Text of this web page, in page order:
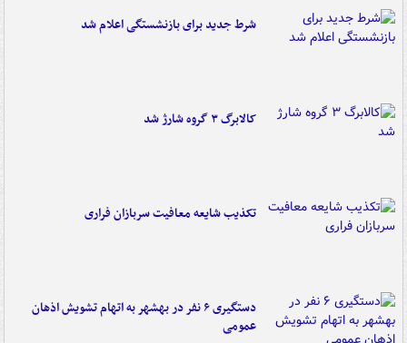
شرط جدید برای بازنشستگی اعلام شد
کالابرگ ۳ گروه شارژ شد
تکذیب شایعه معافیت سربازان فراری
دستگیری ۶ نفر در بهشهر به اتهام تشویش اذهان
عمومی